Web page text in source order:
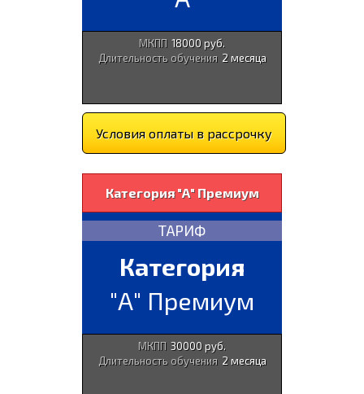
МКПП 18000 руб.
Длительность обучения 2 месяца
Условия оплаты в рассрочку
Категория "А" Премиум
ТАРИФ
Категория
"А" Премиум
МКПП 30000 руб.
Длительность обучения 2 месяца